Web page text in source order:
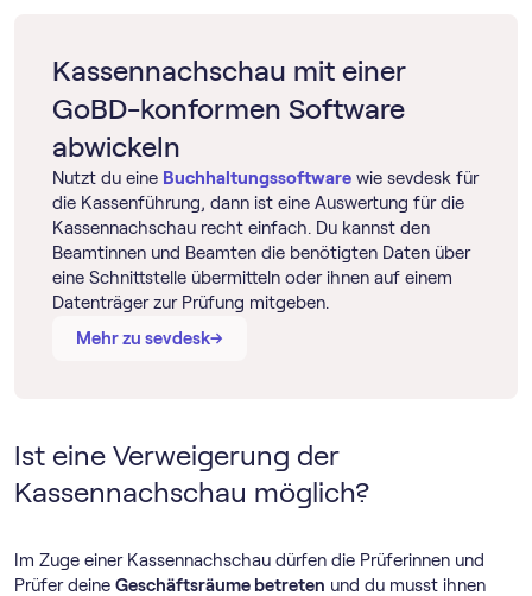
Kassennachschau mit einer
GoBD-konformen Software
abwickeln
Nutzt du eine Buch­haltungs­software wie sevdesk für
die Kassenführung, dann ist eine Auswertung für die
Kassennachschau recht einfach. Du kannst den
Beamtinnen und Beamten die benötigten Daten über
eine Schnittstelle übermitteln oder ihnen auf einem
Datenträger zur Prüfung mitgeben.
Mehr zu sevdesk→
→
Ist eine Verweigerung der
Kassennachschau möglich?
Im Zuge einer Kassennachschau dürfen die Prüferinnen und
Prüfer deine Geschäftsräume betreten und du musst ihnen